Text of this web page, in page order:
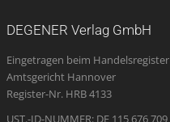
new
window
new
window
new
window
opens
in
new
new
DEGENER Verlag GmbH
Eingetragen beim Handelsregister
Amtsgericht Hannover
Register-Nr. HRB 4133
UST.-ID-NUMMER: DE 115 676 709